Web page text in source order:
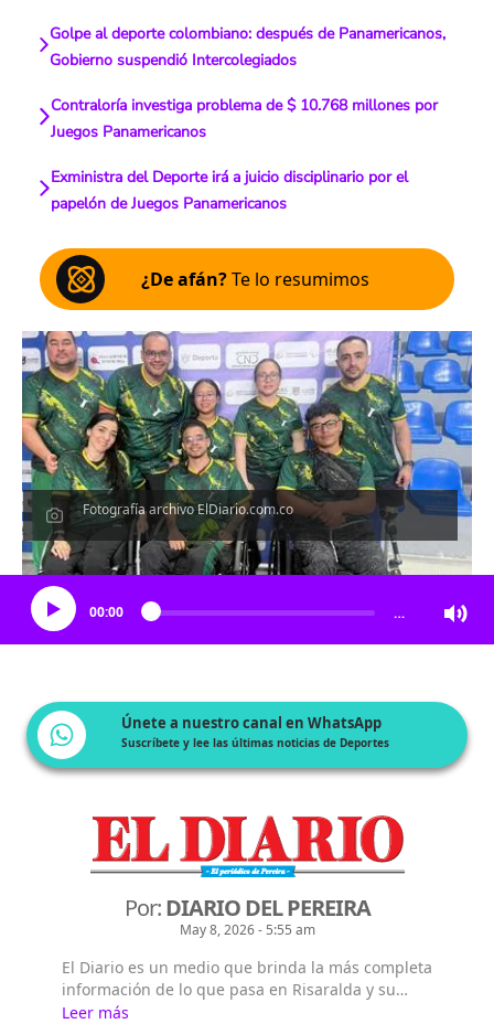
Golpe al deporte colombiano: después de Panamericanos,
Gobierno suspendió Intercolegiados
Contraloría investiga problema de $ 10.768 millones por
Juegos Panamericanos
Exministra del Deporte irá a juicio disciplinario por el
papelón de Juegos Panamericanos
¿De afán?Te lo resumimos
Fotografía archivo ElDiario.com.co
Escucha el artículo
00:00 …
Únete a nuestro canal en WhatsApp
Suscríbete y lee las últimas noticias de Deportes
Por:DIARIO DEL PEREIRA
May 8, 2026 - 5:55 am
El Diario es un medio que brinda la más completa
información de lo que pasa en Risaralda y su
capital Pereira, así como en Colombia y el mundo.
Leer más